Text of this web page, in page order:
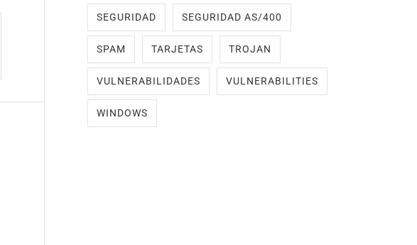
SEGURIDAD SEGURIDAD AS/400
SPAM TARJETAS TROJAN
VULNERABILIDADES VULNERABILITIES
WINDOWS